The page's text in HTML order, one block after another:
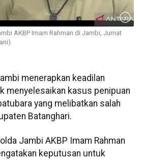
AKBP Imam Rahman di Jambi, Jumat
menerapkan keadilan
menyelesaikan kasus penipuan
yang melibatkan salah
Batanghari.
Jambi AKBP Imam Rahman
keputusan untuk